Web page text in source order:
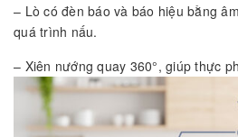
– Lò có đèn báo và báo hiệu bằng
quá trình nấu.
– Xiên nướng quay 360°, giúp thực